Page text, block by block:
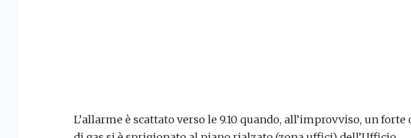
L’allarme è scattato verso le 9.10 quando, all’improvviso, un forte